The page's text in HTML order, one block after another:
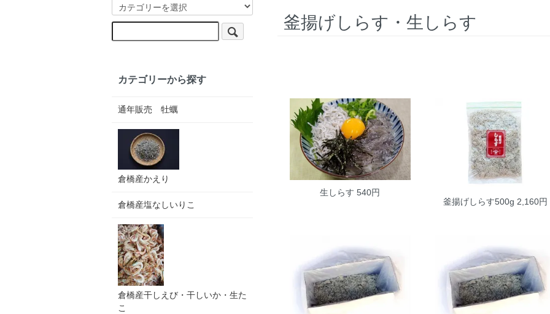
釜揚げしらす・生しらす
生しらす 540円
釜揚げしらす500g 2,160円
カテゴリーから探す
通年販売 牡蠣
倉橋産かえり
倉橋産塩なしいりこ
倉橋産干しえび・干しいか・生た
こ